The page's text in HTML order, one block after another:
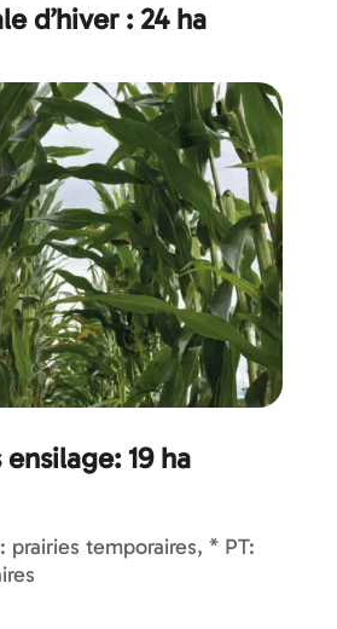
d’hiver : 24 ha
19 ha
prairies temporaires, * PT: